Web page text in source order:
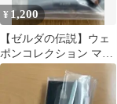
¥ 1,200
【ゼルダの伝説】ウェ
ポンコレクション マス
ターソード 巨岩砕き